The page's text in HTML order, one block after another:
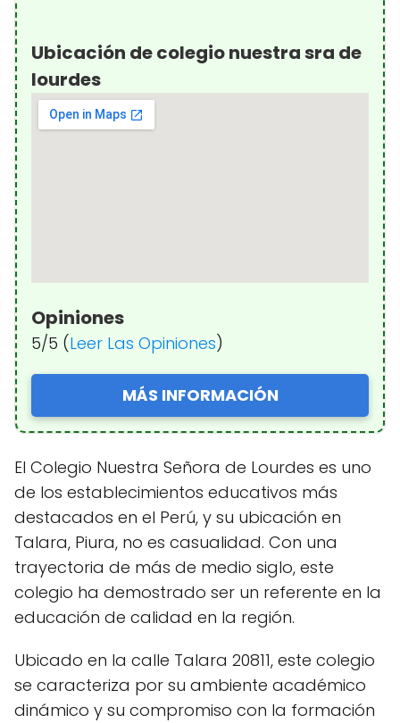
Ubicación de colegio nuestra sra de
lourdes
Opiniones
5/5 (Leer Las Opiniones)
MÁS INFORMACIÓN
El Colegio Nuestra Señora de Lourdes es uno
de los establecimientos educativos más
destacados en el Perú, y su ubicación en
Talara, Piura, no es casualidad. Con una
trayectoria de más de medio siglo, este
colegio ha demostrado ser un referente en la
educación de calidad en la región.
Ubicado en la calle Talara 20811, este colegio
se caracteriza por su ambiente académico
dinámico y su compromiso con la formación